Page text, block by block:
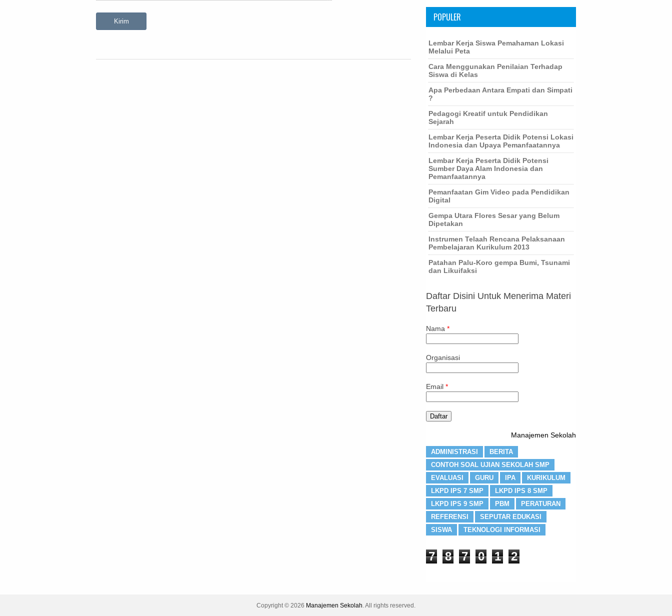
POPULER
Lembar Kerja Siswa Pemahaman Lokasi
Melalui Peta
Cara Menggunakan Penilaian Terhadap
Siswa di Kelas
Apa Perbedaan Antara Empati dan Simpati
?
Pedagogi Kreatif untuk Pendidikan
Sejarah
Lembar Kerja Peserta Didik Potensi Lokasi
Indonesia dan Upaya Pemanfaatannya
Lembar Kerja Peserta Didik Potensi
Sumber Daya Alam Indonesia dan
Pemanfaatannya
Pemanfaatan Gim Video pada Pendidikan
Digital
Gempa Utara Flores Sesar yang Belum
Dipetakan
Instrumen Telaah Rencana Pelaksanaan
Pembelajaran Kurikulum 2013
Patahan Palu-Koro gempa Bumi, Tsunami
dan Likuifaksi
Daftar Disini Untuk Menerima Materi
Terbaru
Nama *
Organisasi
Email *
Manajemen Sekolah
ADMINISTRASI
BERITA
CONTOH SOAL UJIAN SEKOLAH SMP
EVALUASI
GURU IPA
KURIKULUM
LKPD IPS 7 SMP
LKPD IPS 8 SMP
LKPD IPS 9 SMP
PBM
PERATURAN
REFERENSI
SEPUTAR EDUKASI
SISWA
TEKNOLOGI INFORMASI
7 8 7 0 1 2
Copyright © 2026 Manajemen Sekolah. All rights reserved.